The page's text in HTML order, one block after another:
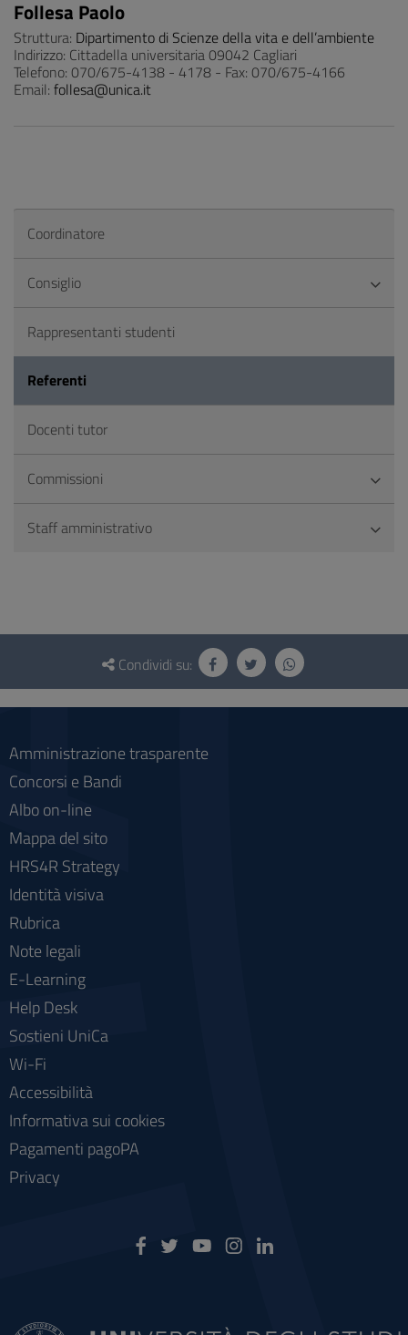
Follesa Paolo
Struttura: Dipartimento di Scienze della vita e dell’ambiente
Indirizzo: Cittadella universitaria 09042 Cagliari
Telefono: 070/675-4138 - 4178 - Fax: 070/675-4166
Email: follesa@unica.it
Coordinatore
Consiglio
Rappresentanti studenti
Referenti
Docenti tutor
Commissioni
Staff amministrativo
Questionario
social
Condividi su:
Amministrazione trasparente
Concorsi e Bandi
Albo on-line
Mappa del sito
HRS4R Strategy
Identità visiva
Rubrica
Note legali
E-Learning
Help Desk
Sostieni UniCa
Wi-Fi
Accessibilità
Informativa sui cookies
Pagamenti pagoPA
Privacy